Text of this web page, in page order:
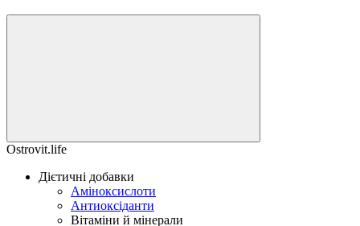
Ostrovit.life
Дієтичні добавки
Аміноксислоти
Антиоксіданти
Вітаміни й мінерали